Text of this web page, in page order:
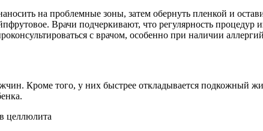
на проблемные зоны, затем обернуть пленкой и
Врачи подчеркивают, что регулярность
с врачом, особенно при наличии
Кроме того, у них быстрее откладывается подкожный